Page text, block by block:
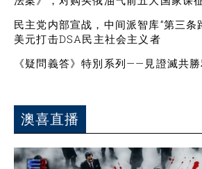
民主党内部宣战，中间派智库“第三条
美元打击DSA民主社会主义者
《疑問義答》特別系列——見證滅共勝
澳喜直播